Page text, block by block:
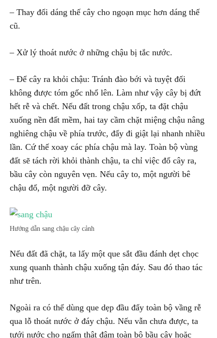
– Thay đổi dáng thế cây cho ngoạn mục hơn dáng thế
cũ.
– Xử lý thoát nước ở những chậu bị tắc nước.
– Để cây ra khỏi chậu: Tránh đào bới và tuyệt đối
không được tóm gốc nhổ lên. Làm như vậy cây bị đứt
hết rễ và chết. Nếu đất trong chậu xốp, ta đặt chậu
xuống nền đất mềm, hai tay cầm chặt miệng chậu nâng
nghiêng chậu về phía trước, đẩy đi giật lại nhanh nhiều
lần. Cứ thế xoay các phía chậu mà lay. Toàn bộ vùng
đất sẽ tách rời khỏi thành chậu, ta chỉ việc đổ cây ra,
bầu cây còn nguyên vẹn. Nếu cây to, một người bê
chậu đổ, một người đỡ cây.
Hướng dẫn sang chậu cây cảnh
Nếu đất đã chặt, ta lấy một que sắt đầu đánh dẹt chọc
xung quanh thành chậu xuống tận đáy. Sau đó thao tác
như trên.
Ngoài ra có thể dùng que dẹp đầu đẩy toàn bộ vầng rễ
qua lỗ thoát nước ở đáy chậu. Nếu vẫn chưa được, ta
tưới nước cho ngấm thật đậm toàn bộ bầu cây hoặc